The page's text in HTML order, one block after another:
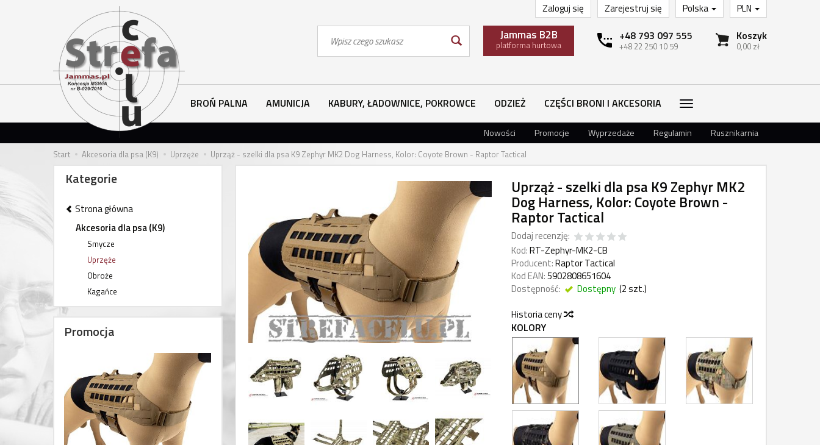
PLN
Polska
Zarejestruj się
Zaloguj się
Koszyk
0,00 zł
+48 793 097 555
+48 22 250 10 59
Jammas B2B
platforma hurtowa
BROŃ PALNA AMUNICJA KABURY, ŁADOWNICE, POKROWCE ODZIEŻ CZĘŚCI BRONI I AKCESORIA
Nowości Promocje Wyprzedaże Regulamin Rusznikarnia
Start Akcesoria dla psa (K9) Uprzęże Uprząż - szelki dla psa K9 Zephyr MK2 Dog Harness, Kolor: Coyote Brown - Raptor Tactical
Uprząż - szelki dla psa K9 Zephyr MK2
Dog Harness, Kolor: Coyote Brown -
Raptor Tactical
Dodaj recenzję:
Kod:RT-Zephyr-MK2-CB
Producent:Raptor Tactical
Kod EAN:5902808651604
Dostępność:
Dostępny (2szt.)
Historia ceny
KOLORY
Kategorie
Strona główna
Akcesoria dla psa (K9)
Smycze
Uprzęże
Obroże
Kagańce
Promocja